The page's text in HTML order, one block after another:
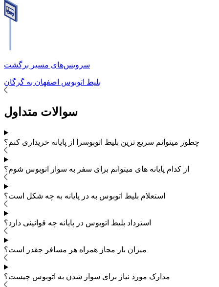
سرویس‌های مسیر برگشت
بلیط اتوبوس اصفهان به گرگان
سوالات متداول
چطور میتوانم سریع ترین بلیط اتوبوسرا از پایانه خریداری کنم؟
از کدام پایانه های میتوانم برای سفر به سوار اتوبوس شوم؟
استعلام بلیط اتوبوس به در پایانه به چه شکل است؟
استرداد بلیط اتوبوس در پایانه چه قوانینی دارد؟
میزان بار مجاز همراه هر مسافر چقدر است؟
مدارک مورد نیاز برای سوار شدن به اتوبوس چیست؟